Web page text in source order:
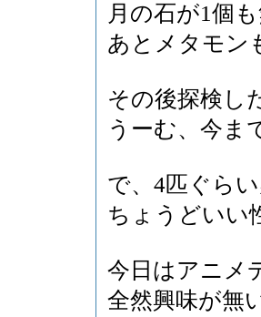
月の石が1個
あとメタモン
その後探検し
うーむ、今ま
で、4匹ぐら
ちょうどいい
今日はアニメ
全然興味が無